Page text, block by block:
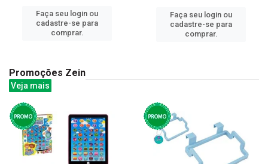
Faça seu login ou
cadastre-se para
comprar.
Faça seu login ou
cadastre-se para
comprar.
Promoções Zein
Veja mais